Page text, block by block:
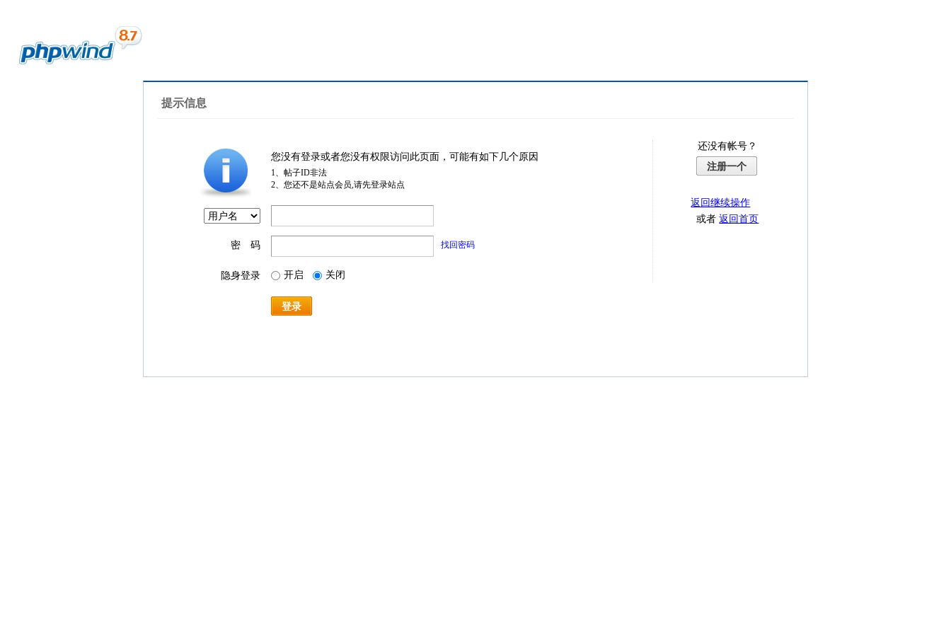
提示信息
您没有登录或者您没有权限访问此页面，可能有如下几个原因
1、帖子ID非法
2、您还不是站点会员,请先登录站点
密 码 找回密码
隐身登录 开启 关闭
登录
还没有帐号？
注册一个
返回继续操作
或者返回首页